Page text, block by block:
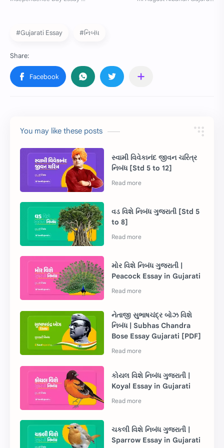
#Gujarati Essay #નિબંધ
You may like these posts
સ્વામી વિવેકાનંદ જીવન ચરિત્ર
નિબંધ [Std 5 to 12]
વડ વિશે નિબંધ ગુજરાતી [Std 5
to 8]
મોર વિશે નિબંધ ગુજરાતી |
Peacock Essay in Gujarati
નેતાજી સુભાષચંદ્ર બોઝ વિશે
નિબંધ | Subhas Chandra
Bose Essay Gujarati [PDF]
કોયલ વિશે નિબંધ ગુજરાતી |
Koyal Essay in Gujarati
ચકલી વિશે નિબંધ ગુજરાતી |
Sparrow Essay in Gujarati